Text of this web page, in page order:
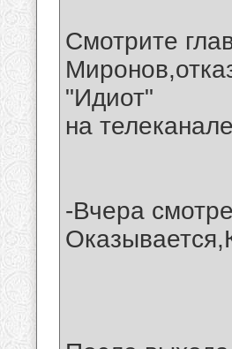
Смотрите
"Идиот"
на
-Вчера